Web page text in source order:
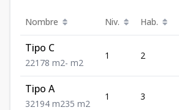
Nombre Niv. Hab.
Tipo C
221 78 m2- m2
1 2
Tipo A
321 94 m235 m2
1 3